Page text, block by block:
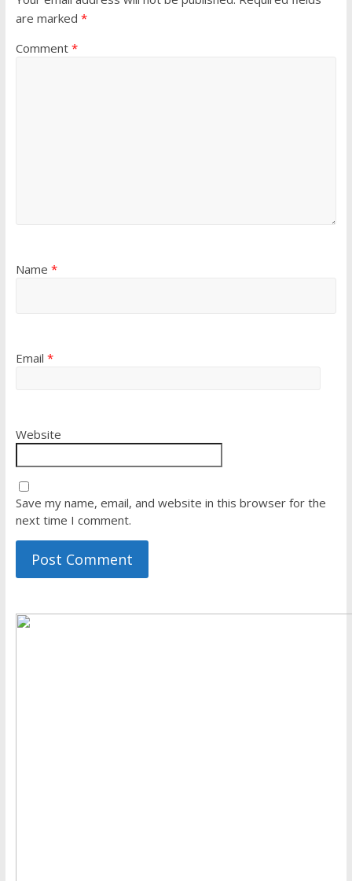
are marked *
Comment *
Name *
Email *
Website
Save my name, email, and website in this browser for the
next time I comment.